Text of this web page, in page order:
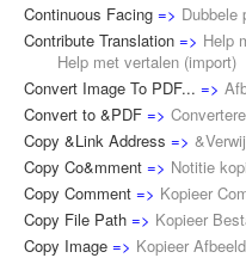
Continuous Facing => Dubbele
Contribute Translation => Help
Help met vertalen (import)
Convert Image To PDF... =>
Convert to &PDF =>
Copy &Link Address =>
Copy Co&mment => Notitie
Copy Comment => Kopieer
Copy File Path => Kopieer
Copy Image => Kopieer